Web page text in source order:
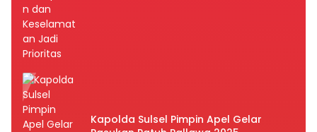
Kapolda Sulsel Pimpin Apel Gelar